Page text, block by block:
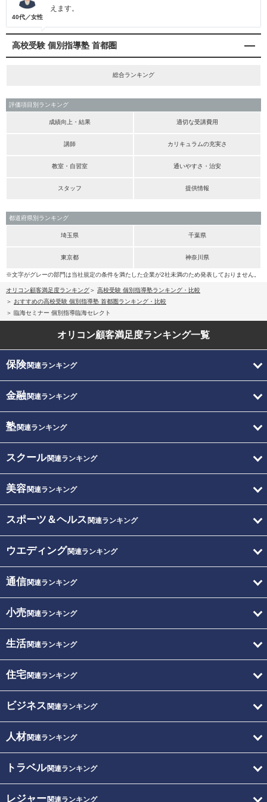
40代／女性
えます。
高校受験 個別指導塾 首都圏
総合ランキング
評価項目別ランキング
成績向上・結果 適切な受講費用
講師 カリキュラムの充実さ
教室・自習室 通いやすさ・治安
スタッフ 提供情報
都道府県別ランキング
埼玉県 千葉県
東京都 神奈川県
※文字がグレーの部門は当社規定の条件を満たした企業が2社未満のため発表しておりません。
オリコン顧客満足度ランキング
高校受験 個別指導塾ランキング・比較
おすすめの高校受験 個別指導塾 首都圏ランキング・比較
臨海セミナー 個別指導臨海セレクト
オリコン顧客満足度ランキング一覧
保険関連ランキング
金融関連ランキング
塾関連ランキング
スクール関連ランキング
美容関連ランキング
スポーツ＆ヘルス 関連ランキング
ウエディング関連ランキング
通信関連ランキング
小売関連ランキング
生活関連ランキング
住宅関連ランキング
ビジネス 関連ランキング
人材関連ランキング
トラベル関連ランキング
レジャー関連ランキング